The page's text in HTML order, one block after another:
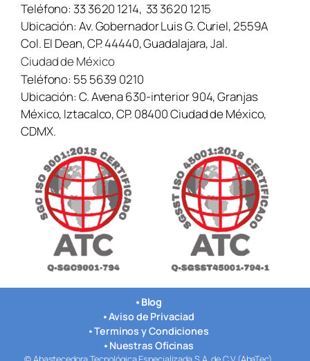
Teléfono:33 3620 1214, 33 3620 1215
Ubicación:Av. Gobernador Luis G. Curiel, 2559A
Col. El Dean, CP. 44440, Guadalajara, Jal.
Ciudad de México
Teléfono: 55 5639 0210
Ubicación:C. Avena 630-interior 904, Granjas
México, Iztacalco, CP. 08400 Ciudad de México,
CDMX.
• Blog
•Aviso de Privaciad
•Terminos y Condiciones
• Nuestras Oficinas